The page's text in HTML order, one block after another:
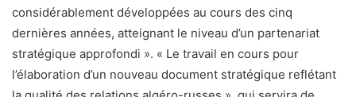
considérablement développées au cours des cinq
dernières années, atteignant le niveau d’un partenariat
stratégique approfondi ». « Le travail en cours pour
l’élaboration d’un nouveau document stratégique reflétant